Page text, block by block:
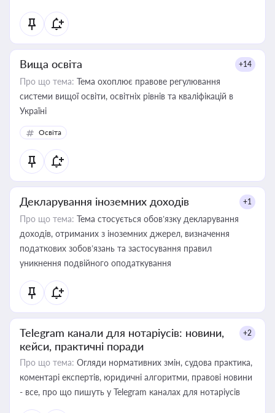
Вища освіта +14
Про що тема: Тема охоплює правове регулювання
системи вищої освіти, освітніх рівнів та кваліфікацій в
Україні
Освіта
Декларування іноземних доходів +1
Про що тема: Тема стосується обов’язку декларування
доходів, отриманих з іноземних джерел, визначення
податкових зобов’язань та застосування правил
уникнення подвійного оподаткування
Telegram канали для нотаріусів: новини,
кейси, практичні поради
+2
Про що тема: Огляди нормативних змін, судова практика,
коментарі експертів, юридичні алгоритми, правові новини
- все, про що пишуть у Telegram каналах для нотаріусів